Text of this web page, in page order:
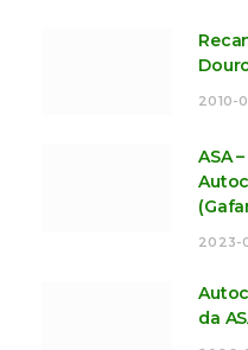
2010-
ASA
2023-
da